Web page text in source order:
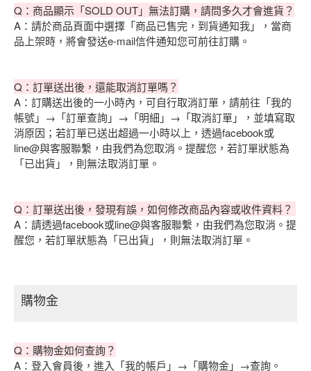
Q：商品顯示「SOLD OUT」無法訂購，請問多久才會進貨？
A：請於商品頁面中選擇「商品已售完，到貨通知我」，當商
品上架時，將會發送e-mail信件通知您可前往訂購。
Q：訂單送出後，還能取消訂單嗎？
A：訂購送出後的一小時內，可自行取消訂單，請前往「我的
帳號」→「訂單查詢」→「明細」→「取消訂單」，並填寫取
消原因；若訂單已送出超過一小時以上，透過facebook或
line@與客服聯繫，由我們為您取消。提醒您，若訂單狀態為
「已出貨」，則無法取消訂單。
Q：訂單送出後，發現有誤，如何修改商品內容或收件資料？
A：請透過facebook或line@與客服聯繫，由我們為您取消。提
醒您，若訂單狀態為「已出貨」，則無法取消訂單。
購物金
Q：購物金如何查詢？
A：登入會員後，進入「我的帳戶」→「購物金」→查詢。